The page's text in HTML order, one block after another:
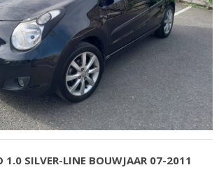
1.0 SILVER-LINE BOUWJAAR 07-2011